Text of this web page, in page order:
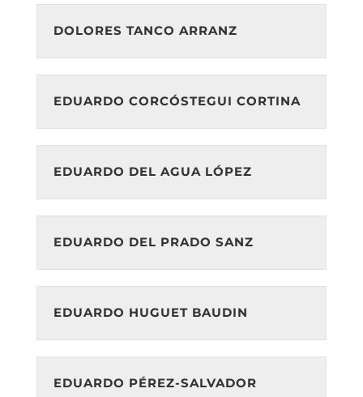
DOLORES TANCO ARRANZ
EDUARDO CORCÓSTEGUI CORTINA
EDUARDO DEL AGUA LÓPEZ
EDUARDO DEL PRADO SANZ
EDUARDO HUGUET BAUDIN
EDUARDO PÉREZ-SALVADOR